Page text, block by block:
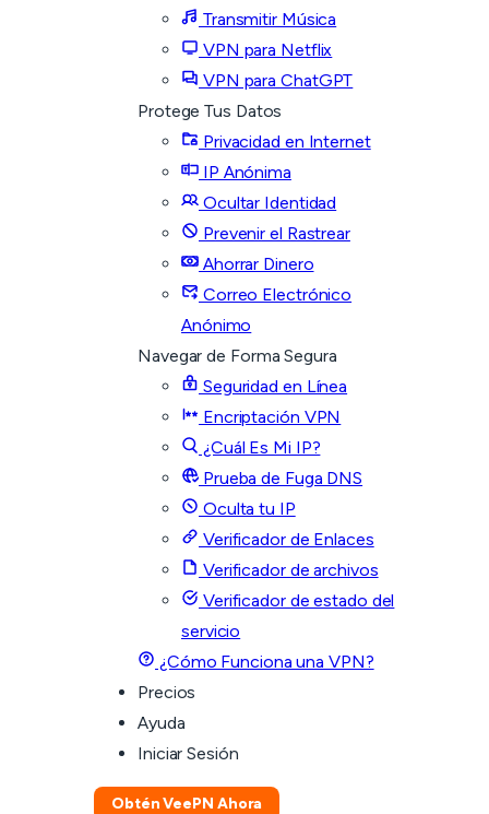
Transmitir Música
VPN para Netflix
VPN para ChatGPT
Protege Tus Datos
Privacidad en Internet
IP Anónima
Ocultar Identidad
Prevenir el Rastrear
Ahorrar Dinero
Correo Electrónico
Anónimo
Navegar de Forma Segura
Seguridad en Línea
Encriptación VPN
¿Cuál Es Mi IP?
Prueba de Fuga DNS
Oculta tu IP
Verificador de Enlaces
Verificador de archivos
Verificador de estado del
servicio
¿Cómo Funciona una VPN?
Precios
Ayuda
Iniciar Sesión
Obtén VeePN Ahora